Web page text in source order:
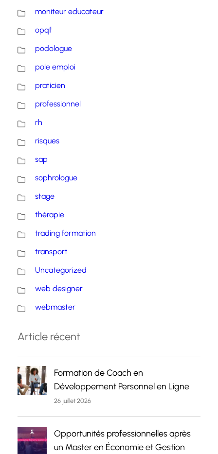
moniteur educateur
opqf
podologue
pole emploi
praticien
professionnel
rh
risques
sap
sophrologue
stage
thérapie
trading formation
transport
Uncategorized
web designer
webmaster
Article récent
Formation de Coach en
Développement Personnel en Ligne
26 juillet 2026
Opportunités professionnelles après
un Master en Économie et Gestion